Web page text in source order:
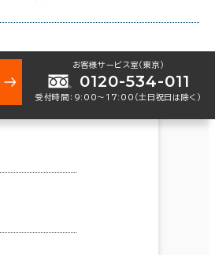
お客様サービス室（東京）
0120-534-011
受付時間：9:00〜17:00（土日祝日は除く）